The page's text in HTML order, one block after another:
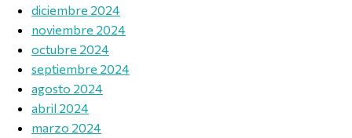
diciembre 2024
noviembre 2024
octubre 2024
septiembre 2024
agosto 2024
abril 2024
marzo 2024